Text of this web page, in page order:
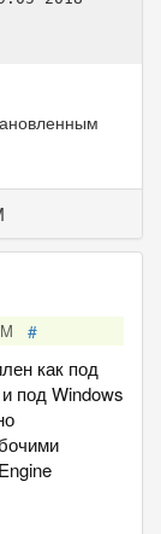
#
как под
под Windows